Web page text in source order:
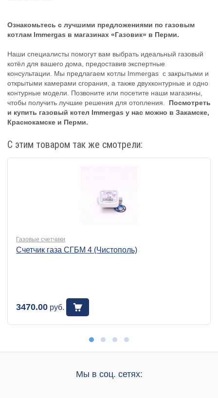
Ознакомьтесь с лучшими предложениями по газовым
котлам Immergas в магазинах «Газовик» в Перми.
Наши специалисты помогут вам выбрать идеальный газовый
котёл для вашего дома, предоставив экспертные
консультации. Мы предлагаем котлы Immergas с закрытыми и
открытыми камерами сгорания, а также двухконтурные и одно
контурные модели. Позвоните или посетите наши магазины,
чтобы получить лучшие решения для отопления.
Посмотреть
и купить газовый котел Immergas у нас можно в Закамске,
Краснокамске и Перми.
С этим товаром так же смотрели:
Газовые счетчики
Счетчик газа СГБМ 4 (Чистополь)
3470.00 руб.
Мы в соц. сетях: